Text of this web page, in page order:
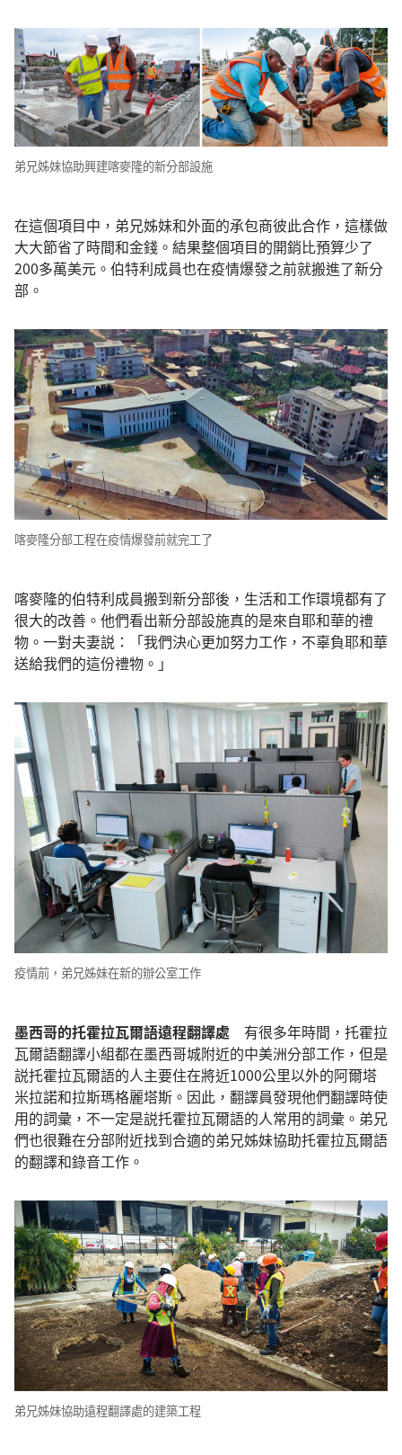
弟兄姊妹協助興建喀麥隆的新分部設施
在這個項目中，弟兄姊妹和外面的承包商彼此合作，這樣做
大大節省了時間和金錢。結果整個項目的開銷比預算少了
200多萬美元。伯特利成員也在疫情爆發之前就搬進了新分
部。
喀麥隆分部工程在疫情爆發前就完工了
喀麥隆的伯特利成員搬到新分部後，生活和工作環境都有了
很大的改善。他們看出新分部設施真的是來自耶和華的禮
物。一對夫妻説：「我們決心更加努力工作，不辜負耶和華
送給我們的這份禮物。」
疫情前，弟兄姊妹在新的辦公室工作
墨西哥的托霍拉瓦爾語遠程翻譯處 有很多年時間，托霍拉
瓦爾語翻譯小組都在墨西哥城附近的中美洲分部工作，但是
説托霍拉瓦爾語的人主要住在將近1000公里以外的阿爾塔
米拉諾和拉斯瑪格麗塔斯。因此，翻譯員發現他們翻譯時使
用的詞彙，不一定是説托霍拉瓦爾語的人常用的詞彙。弟兄
們也很難在分部附近找到合適的弟兄姊妹協助托霍拉瓦爾語
的翻譯和錄音工作。
弟兄姊妹協助遠程翻譯處的建築工程